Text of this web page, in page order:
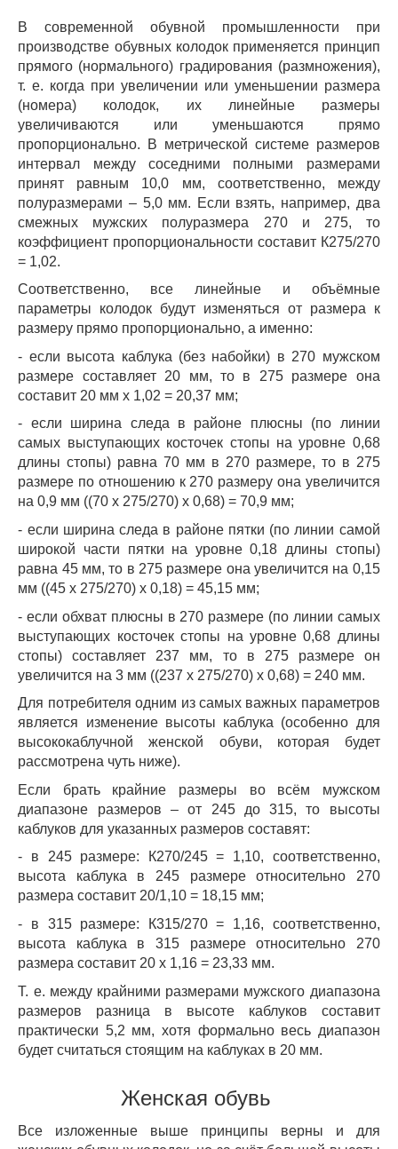
В современной обувной промышленности при
производстве обувных колодок применяется принцип
прямого (нормального) градирования (размножения),
т. е. когда при увеличении или уменьшении размера
(номера) колодок, их линейные размеры
увеличиваются или уменьшаются прямо
пропорционально. В метрической системе размеров
интервал между соседними полными размерами
принят равным 10,0 мм, соответственно, между
полуразмерами – 5,0 мм. Если взять, например, два
смежных мужских полуразмера 270 и 275, то
коэффициент пропорциональности составит К275/270
= 1,02.
Соответственно, все линейные и объёмные
параметры колодок будут изменяться от размера к
размеру прямо пропорционально, а именно:
- если высота каблука (без набойки) в 270 мужском
размере составляет 20 мм, то в 275 размере она
составит 20 мм х 1,02 = 20,37 мм;
- если ширина следа в районе плюсны (по линии
самых выступающих косточек стопы на уровне 0,68
длины стопы) равна 70 мм в 270 размере, то в 275
размере по отношению к 270 размеру она увеличится
на 0,9 мм ((70 х 275/270) х 0,68) = 70,9 мм;
- если ширина следа в районе пятки (по линии самой
широкой части пятки на уровне 0,18 длины стопы)
равна 45 мм, то в 275 размере она увеличится на 0,15
мм ((45 х 275/270) х 0,18) = 45,15 мм;
- если обхват плюсны в 270 размере (по линии самых
выступающих косточек стопы на уровне 0,68 длины
стопы) составляет 237 мм, то в 275 размере он
увеличится на 3 мм ((237 х 275/270) х 0,68) = 240 мм.
Для потребителя одним из самых важных параметров
является изменение высоты каблука (особенно для
высококаблучной женской обуви, которая будет
рассмотрена чуть ниже).
Если брать крайние размеры во всём мужском
диапазоне размеров – от 245 до 315, то высоты
каблуков для указанных размеров составят:
- в 245 размере: К270/245 = 1,10, соответственно,
высота каблука в 245 размере относительно 270
размера составит 20/1,10 = 18,15 мм;
- в 315 размере: К315/270 = 1,16, соответственно,
высота каблука в 315 размере относительно 270
размера составит 20 х 1,16 = 23,33 мм.
Т. е. между крайними размерами мужского диапазона
размеров разница в высоте каблуков составит
практически 5,2 мм, хотя формально весь диапазон
будет считаться стоящим на каблуках в 20 мм.
Женская обувь
Все изложенные выше принципы верны и для